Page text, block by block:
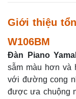
Giới thiệu
W106BM
Đàn Piano
sẫm màu hơn và
với đường cong
được ưa chuộng